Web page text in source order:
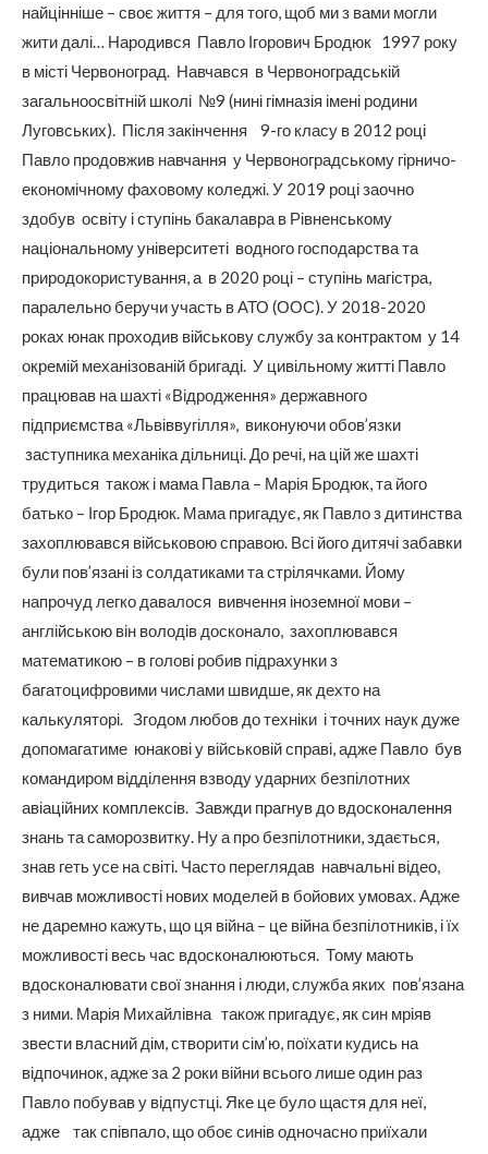
найцінніше – своє життя – для того, щоб ми з вами могли
жити далі… Народився Павло Ігорович Бродюк 1997 року
в місті Червоноград. Навчався в Червоноградській
загальноосвітній школі №9 (нині гімназія імені родини
Луговських). Після закінчення 9-го класу в 2012 році
Павло продовжив навчання у Червоноградському гірничо-
економічному фаховому коледжі. У 2019 році заочно
здобув освіту і ступінь бакалавра в Рівненському
національному університеті водного господарства та
природокористування, а в 2020 році – ступінь магістра,
паралельно беручи участь в АТО (ООС). У 2018-2020
роках юнак проходив військову службу за контрактом у 14
окремій механізованій бригаді. У цивільному житті Павло
працював на шахті «Відродження» державного
підприємства «Львіввугілля», виконуючи обов’язки
заступника механіка дільниці. До речі, на цій же шахті
трудиться також і мама Павла – Марія Бродюк, та його
батько – Ігор Бродюк. Мама пригадує, як Павло з дитинства
захоплювався військовою справою. Всі його дитячі забавки
були пов’язані із солдатиками та стрілячками. Йому
напрочуд легко давалося вивчення іноземної мови –
англійською він володів досконало, захоплювався
математикою – в голові робив підрахунки з
багатоцифровими числами швидше, як дехто на
калькуляторі. Згодом любов до техніки і точних наук дуже
допомагатиме юнакові у військовій справі, адже Павло був
командиром відділення взводу ударних безпілотних
авіаційних комплексів. Завжди прагнув до вдосконалення
знань та саморозвитку. Ну а про безпілотники, здається,
знав геть усе на світі. Часто переглядав навчальні відео,
вивчав можливості нових моделей в бойових умовах. Адже
не даремно кажуть, що ця війна – це війна безпілотників, і їх
можливості весь час вдосконалюються. Тому мають
вдосконалювати свої знання і люди, служба яких пов’язана
з ними. Марія Михайлівна також пригадує, як син мріяв
звести власний дім, створити сім’ю, поїхати кудись на
відпочинок, адже за 2 роки війни всього лише один раз
Павло побував у відпустці. Яке це було щастя для неї,
адже так співпало, що обоє синів одночасно приїхали